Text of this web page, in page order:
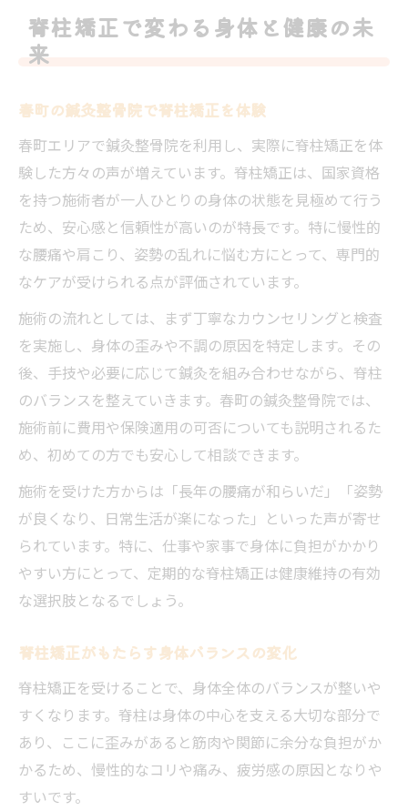
美しい姿勢を目指すなら鍼灸整骨院の脊柱
鍼灸整骨院ごとの施術内容比較早見表
脊柱ケアを選ぶ際のチェックポイント
鍼灸整骨院の施術方法の特徴を知ろう
脊柱矯正と鍼灸の組み合わせ効果とは
慢性的な腰痛改善を目指す方への鍼灸整骨院活
用法
腰痛対策に鍼灸整骨院が選ばれる理由
鍼灸整骨院の腰痛施術メニュー比較表
慢性腰痛に効果的な脊柱矯正の流れ
鍼灸整骨院での腰痛改善体験談に学ぶ
春町エリアで人気の腰痛ケア法
保険適用と自費診療の違いを賢く理解するには
鍼灸整骨院の保険適用範囲を一覧で確認
自費診療と保険診療の違いをわかりやすく
解説
春町での鍼灸整骨院の費用比較ポイント
保険適用外のケースと注意点
賢く選ぶ鍼灸整骨院の利用方法
国家資格者が手がける安心の脊柱矯正施術体験
国家資格者による鍼灸整骨院の施術の魅力
脊柱矯正を担当する施術者の資格一覧
脊柱矯正で変わる身体と健康の未
来
春町の鍼灸整骨院で脊柱矯正を体験
春町エリアで鍼灸整骨院を利用し、実際に脊柱矯正を体
験した方々の声が増えています。脊柱矯正は、国家資格
を持つ施術者が一人ひとりの身体の状態を見極めて行う
ため、安心感と信頼性が高いのが特長です。特に慢性的
な腰痛や肩こり、姿勢の乱れに悩む方にとって、専門的
なケアが受けられる点が評価されています。
施術の流れとしては、まず丁寧なカウンセリングと検査
を実施し、身体の歪みや不調の原因を特定します。その
後、手技や必要に応じて鍼灸を組み合わせながら、脊柱
のバランスを整えていきます。春町の鍼灸整骨院では、
施術前に費用や保険適用の可否についても説明されるた
め、初めての方でも安心して相談できます。
施術を受けた方からは「長年の腰痛が和らいだ」「姿勢
が良くなり、日常生活が楽になった」といった声が寄せ
られています。特に、仕事や家事で身体に負担がかかり
やすい方にとって、定期的な脊柱矯正は健康維持の有効
な選択肢となるでしょう。
脊柱矯正がもたらす身体バランスの変化
脊柱矯正を受けることで、身体全体のバランスが整いや
すくなります。脊柱は身体の中心を支える大切な部分で
あり、ここに歪みがあると筋肉や関節に余分な負担がか
かるため、慢性的なコリや痛み、疲労感の原因となりや
すいです。